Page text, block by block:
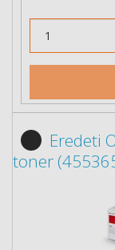
Eredeti
toner